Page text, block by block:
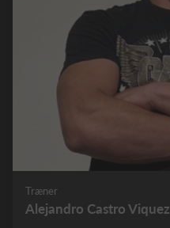
Træner
Alejandro Castro Viquez